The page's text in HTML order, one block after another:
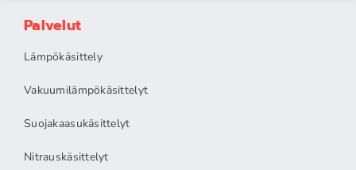
Palvelut
Lämpökäsittely
Vakuumilämpökäsittelyt
Suojakaasukäsittelyt
Nitrauskäsittelyt